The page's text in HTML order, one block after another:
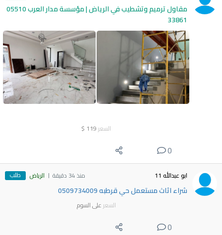
مقاول ترميم وتشطيب في الرياض | مؤسسة مدار العرب 05510
33861
السعر 119
$
0
ابو عبدالله 11 منذ 34 دقيقة الرياض طلب
شراء اثاث مستعمل حي قرطبه 0509734009
السعر على السوم
0